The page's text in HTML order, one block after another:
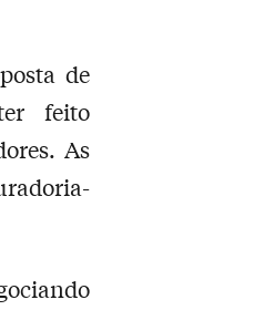
de
feito
As